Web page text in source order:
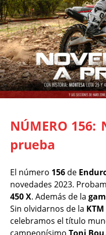
NÚMERO 156:
prueba
El número 156 de
novedades 2023.
450 X. Además de la
Sin olvidarnos de la
celebramos el título